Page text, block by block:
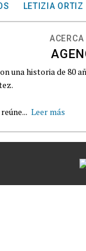
LETIZIA ORTIZ
ACERCA
una historia de 80
Leer más